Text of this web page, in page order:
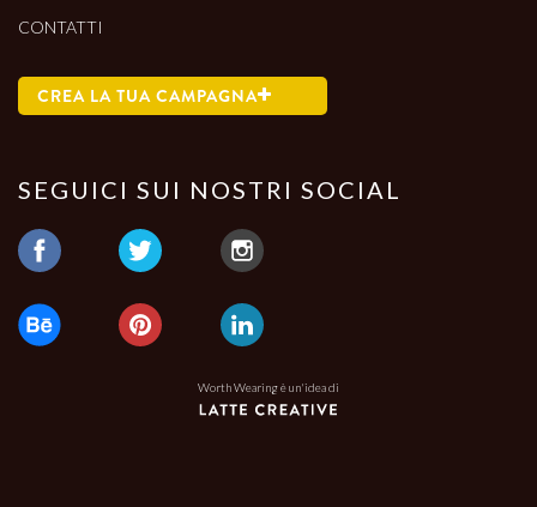
CONTATTI
CREA LA TUA CAMPAGNA
SEGUICI SUI NOSTRI SOCIAL
Worth Wearing è un'idea di